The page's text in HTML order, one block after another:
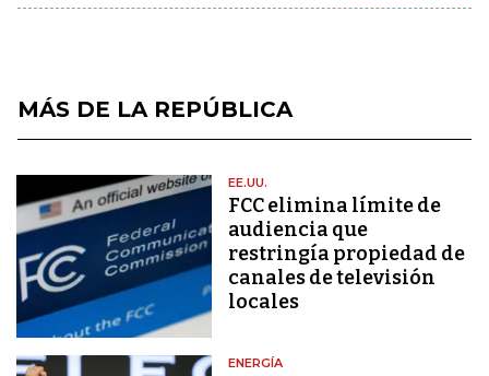
MÁS DE LA REPÚBLICA
EE.UU.
FCC elimina límite de
audiencia que
restringía propiedad de
canales de televisión
locales
ENERGÍA